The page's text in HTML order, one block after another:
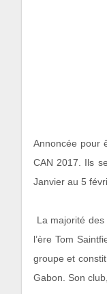
Annoncée pour
CAN 2017. Ils
Janvier au 5
La majorité
l’ère Tom
groupe et
Gabon. Son